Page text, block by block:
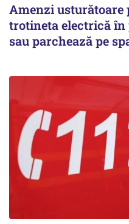
Amenzi usturătoare
trotineta electrică în
sau parchează pe